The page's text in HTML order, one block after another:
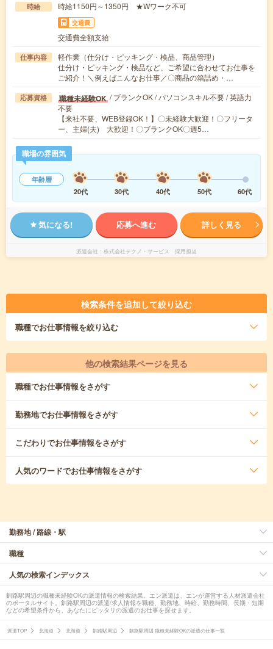
時給 時給1150円～1350円 ★Wワーク不可
交通費
交通費全額支給
仕事内容
軽作業（仕分け・ピッキング・検品、商品管理）
仕分け・ピッキング・検品など、ご希望に合わせてお仕事を
ご紹介！＼例えばこんなお仕事／〇商品の箱詰め・…
応募資格 職種未経験OK / ブランクOK / パソコンスキル不要 / 英語力
不要
【来社不要、WEB登録OK！】〇未経験大歓迎！〇フリータ
ー、主婦(夫) 大歓迎！〇ブランクOK〇週5…
職場の雰囲気
年齢層
20代
30代 40代 50代 60代
気になる! 応募へ進む 詳しく見る
派遣会社 株式会社テクノ・サービス 採用担当
検索条件を追加して絞り込む
職種でお仕事情報を絞り込む
他の検索結果ページを見る
職種でお仕事情報をさがす
勤務地でお仕事情報をさがす
こだわりでお仕事情報をさがす
人気のワードでお仕事情報をさがす
勤務地 / 路線・駅
職種
人気の検索インデックス
釧路駅周辺の職種未経験OKの派遣情報の検索結果。エン派遣は、エンが運営する人材派遣会社
のポータルサイト。釧路駅周辺の派遣/求人情報を職種、勤務地、時給、勤務時間、長期・短期
などの希望条件から、あなたにピッタリの派遣のお仕事を探せます。
派遣TOP 北海道 北海道 釧路駅周辺 釧路駅周辺 職種未経験OKの派遣の仕事一覧